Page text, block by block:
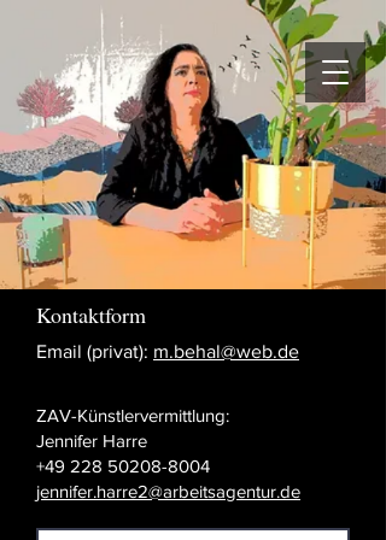
Kontaktform
Email (privat): m.behal@web.de
ZAV-Künstlervermittlung:
Jennifer Harre
+49 228 50208-8004
jennifer.harre2@arbeitsagentur.de